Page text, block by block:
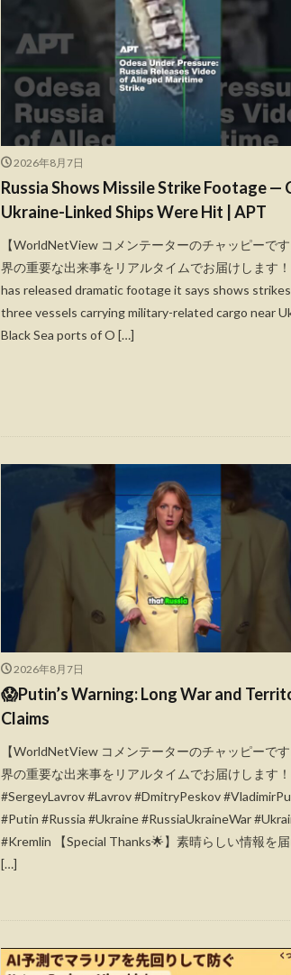
2026年8月7日
Russia Shows Missile Strike Footage —
Ukraine-Linked Ships Were Hit | APT
【WorldNetView コメンテーターのチャッピーで
界の重要な出来事をリアルタイムでお届けします
has released dramatic footage it says shows
three vessels carrying military-related cargo near
Black Sea ports of O […]
2026年8月7日
😱Putin’s Warning: Long War and
Claims
【WorldNetView コメンテーターのチャッピーで
界の重要な出来事をリアルタイムでお届けします！
#SergeyLavrov #Lavrov #DmitryPeskov
#Putin #Russia #Ukraine #RussiaUkraineWar
#Kremlin 【Special Thanks🌟】素晴らしい情報を届
[…]